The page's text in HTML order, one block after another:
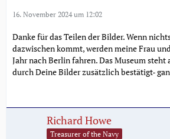
16. November 2024 um 12:02
Danke für das Teilen der Bilder. Wenn
dazwischen kommt, werden meine Frau
Jahr nach Berlin fahren. Das Museum
durch Deine Bilder zusätzlich bestätigt-
Richard Howe
Treasurer of the Navy